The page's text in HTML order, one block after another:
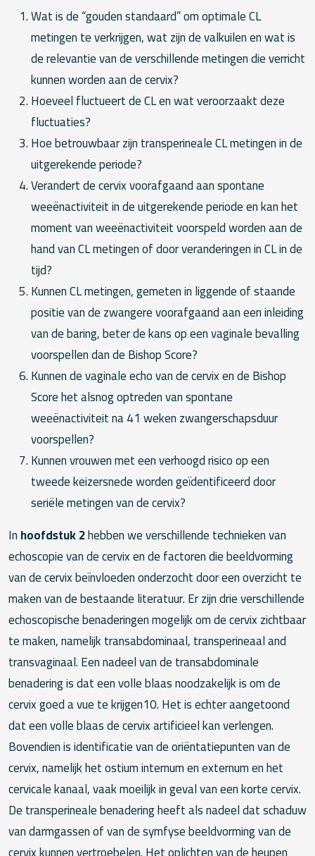
Wat is de “gouden standaard” om optimale CL
metingen te verkrijgen, wat zijn de valkuilen en wat is
de relevantie van de verschillende metingen die verricht
kunnen worden aan de cervix?
Hoeveel fluctueert de CL en wat veroorzaakt deze
fluctuaties?
Hoe betrouwbaar zijn transperineale CL metingen in de
uitgerekende periode?
Verandert de cervix voorafgaand aan spontane
weeënactiviteit in de uitgerekende periode en kan het
moment van weeënactiviteit voorspeld worden aan de
hand van CL metingen of door veranderingen in CL in de
tijd?
Kunnen CL metingen, gemeten in liggende of staande
positie van de zwangere voorafgaand aan een inleiding
van de baring, beter de kans op een vaginale bevalling
voorspellen dan de Bishop Score?
Kunnen de vaginale echo van de cervix en de Bishop
Score het alsnog optreden van spontane
weeënactiviteit na 41 weken zwangerschapsduur
voorspellen?
Kunnen vrouwen met een verhoogd risico op een
tweede keizersnede worden geïdentificeerd door
seriële metingen van de cervix?
Inhoofdstuk 2hebben we verschillende technieken van
echoscopie van de cervix en de factoren die beeldvorming
van de cervix beïnvloeden onderzocht door een overzicht te
maken van de bestaande literatuur. Er zijn drie verschillende
echoscopische benaderingen mogelijk om de cervix zichtbaar
te maken, namelijk transabdominaal, transperineaal and
transvaginaal. Een nadeel van de transabdominale
benadering is dat een volle blaas noodzakelijk is om de
cervix goed a vue te krijgen10. Het is echter aangetoond
dat een volle blaas de cervix artificieel kan verlengen.
Bovendien is identificatie van de oriëntatiepunten van de
cervix, namelijk het ostium internum en externum en het
cervicale kanaal, vaak moeilijk in geval van een korte cervix.
De transperineale benadering heeft als nadeel dat schaduw
van darmgassen of van de symfyse beeldvorming van de